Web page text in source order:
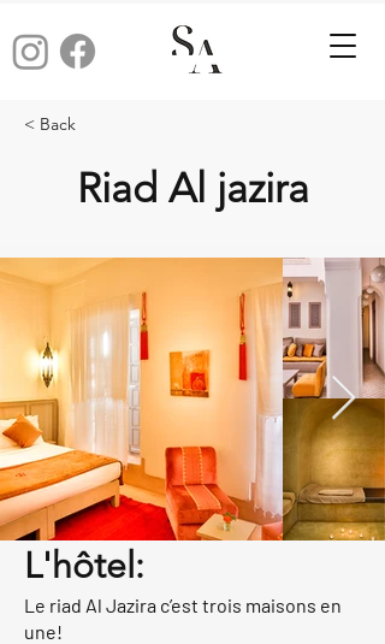
< Back
Riad Al jazira
L'hôtel:
Le riad Al Jazira c’est trois maisons en
une!